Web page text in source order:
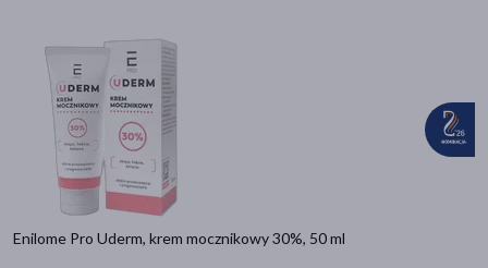
Enilome Pro Uderm, krem mocznikowy 30%, 50 ml